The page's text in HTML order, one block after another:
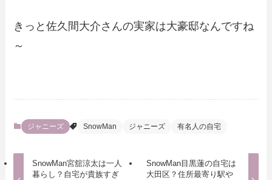
きっと佐久間大介さんの実家は大豪邸なんですね
～
ジャニーズ SnowMan ジャニーズ 有名人の自宅
SnowMan宮舘涼太は一人
暮らし？自宅が貴族すぎ
SnowMan目黒蓮の自宅は
大田区？住所最寄り駅や